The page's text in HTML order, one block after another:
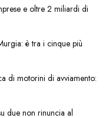
e oltre 2 miliardi di
è tra i cinque più
di motorini di avviamento:
due non rinuncia al